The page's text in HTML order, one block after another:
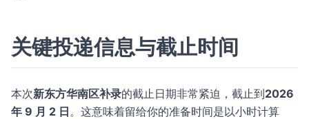
关键投递信息与截止时间
本次新东方华南区补录的截止日期非常紧迫，截止到2026
年 9 月 2 日。这意味着留给你的准备时间是以小时计算